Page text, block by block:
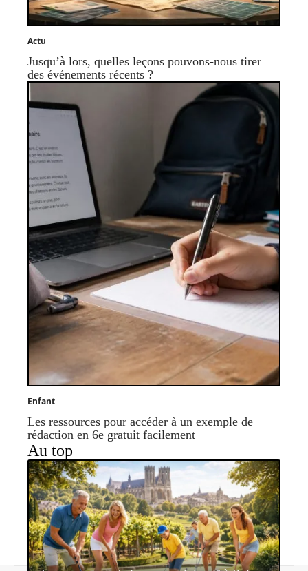
Actu
Jusqu’à lors, quelles leçons pouvons-nous tirer
des événements récents ?
Enfant
Les ressources pour accéder à un exemple de
rédaction en 6e gratuit facilement
Au top